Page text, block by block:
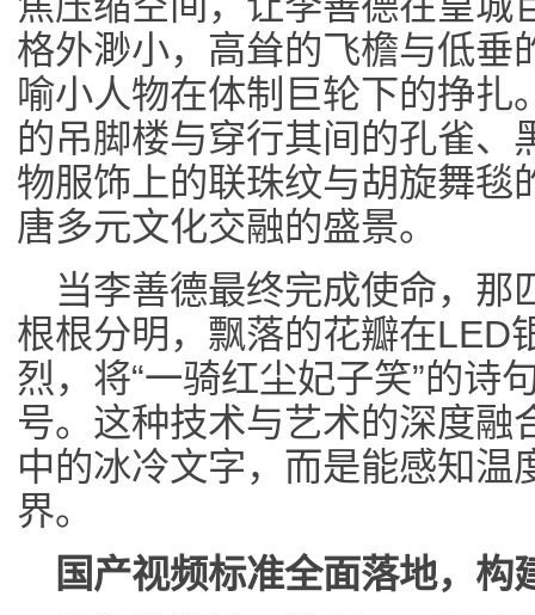
格外渺小，高耸的飞檐与低垂
喻小人物在体制巨轮下的挣扎
的吊脚楼与穿行其间的孔雀、
物服饰上的联珠纹与胡旋舞毯
唐多元文化交融的盛景。
当李善德最终完成使命，那
根根分明，飘落的花瓣在LED
烈，将“一骑红尘妃子笑”的诗
号。这种技术与艺术的深度融
中的冰冷文字，而是能感知温
界。
国产视频标准全面落地，构